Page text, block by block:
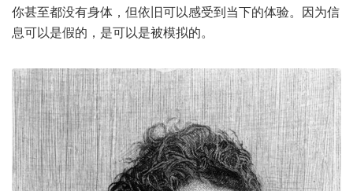
你甚至都没有身体，但依旧可以感受到当下的体验。因为信
息可以是假的，是可以是被模拟的。